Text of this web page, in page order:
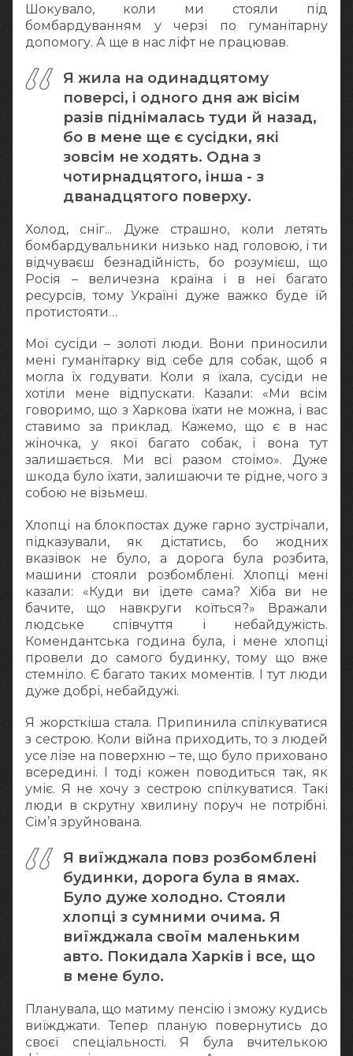
Шокувало, коли ми стояли під
бомбардуванням у черзі по гуманітарну
допомогу. А ще в нас ліфт не працював.
Я жила на одинадцятому
поверсі, і одного дня аж вісім
разів піднімалась туди й назад,
бо в мене ще є сусідки, які
зовсім не ходять. Одна з
чотирнадцятого, інша - з
дванадцятого поверху.
Холод, сніг... Дуже страшно, коли летять
бомбардувальники низько над головою, і ти
відчуваєш безнадійність, бо розумієш, що
Росія – величезна країна і в неї багато
ресурсів, тому Україні дуже важко буде їй
протистояти…
Мої сусіди – золоті люди. Вони приносили
мені гуманітарку від себе для собак, щоб я
могла їх годувати. Коли я їхала, сусіди не
хотіли мене відпускати. Казали: «Ми всім
говоримо, що з Харкова їхати не можна, і вас
ставимо за приклад. Кажемо, що є в нас
жіночка, у якої багато собак, і вона тут
залишається. Ми всі разом стоїмо». Дуже
шкода було їхати, залишаючи те рідне, чого з
собою не візьмеш.
Хлопці на блокпостах дуже гарно зустрічали,
підказували, як дістатись, бо жодних
вказівок не було, а дорога була розбита,
машини стояли розбомблені. Хлопці мені
казали: «Куди ви їдете сама? Хіба ви не
бачите, що навкруги коїться?» Вражали
людське співчуття і небайдужість.
Комендантська година була, і мене хлопці
провели до самого будинку, тому що вже
стемніло. Є багато таких моментів. І тут люди
дуже добрі, небайдужі.
Я жорсткіша стала. Припинила спілкуватися
з сестрою. Коли війна приходить, то з людей
усе лізе на поверхню – те, що було приховано
всередині. І тоді кожен поводиться так, як
уміє. Я не хочу з сестрою спілкуватися. Такі
люди в скрутну хвилину поруч не потрібні.
Сім’я зруйнована.
Я виїжджала повз розбомблені
будинки, дорога була в ямах.
Було дуже холодно. Стояли
хлопці з сумними очима. Я
виїжджала своїм маленьким
авто. Покидала Харків і все, що
в мене було.
Планувала, що матиму пенсію і зможу кудись
виїжджати. Тепер планую повернутись до
своєї спеціальності. Я була вчителькою